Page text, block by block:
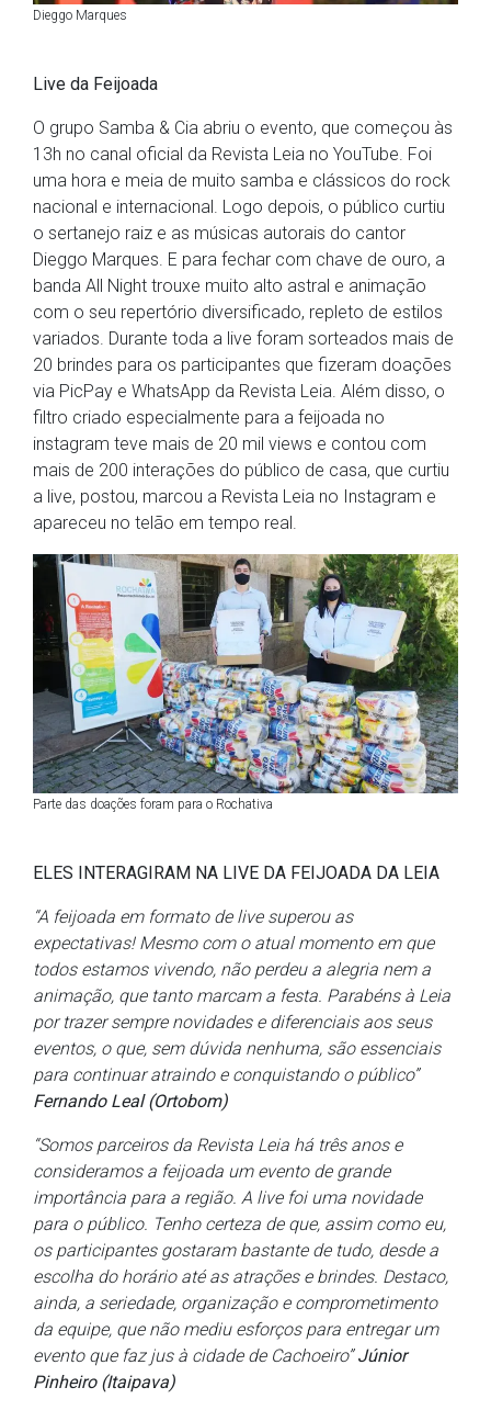
Dieggo Marques
Live da Feijoada
O grupo Samba & Cia abriu o evento, que começou às
13h no canal oficial da Revista Leia no YouTube. Foi
uma hora e meia de muito samba e clássicos do rock
nacional e internacional. Logo depois, o público curtiu
o sertanejo raiz e as músicas autorais do cantor
Dieggo Marques. E para fechar com chave de ouro, a
banda All Night trouxe muito alto astral e animação
com o seu repertório diversificado, repleto de estilos
variados. Durante toda a live foram sorteados mais de
20 brindes para os participantes que fizeram doações
via PicPay e WhatsApp da Revista Leia. Além disso, o
filtro criado especialmente para a feijoada no
instagram teve mais de 20 mil views e contou com
mais de 200 interações do público de casa, que curtiu
a live, postou, marcou a Revista Leia no Instagram e
apareceu no telão em tempo real.
Parte das doações foram para o Rochativa
ELES INTERAGIRAM NA LIVE DA FEIJOADA DA LEIA
“A feijoada em formato de live superou as
expectativas! Mesmo com o atual momento em que
todos estamos vivendo, não perdeu a alegria nem a
animação, que tanto marcam a festa. Parabéns à Leia
por trazer sempre novidades e diferenciais aos seus
eventos, o que, sem dúvida nenhuma, são essenciais
para continuar atraindo e conquistando o público”
Fernando Leal (Ortobom)
“Somos parceiros da Revista Leia há três anos e
consideramos a feijoada um evento de grande
importância para a região. A live foi uma novidade
para o público. Tenho certeza de que, assim como eu,
os participantes gostaram bastante de tudo, desde a
escolha do horário até as atrações e brindes. Destaco,
ainda, a seriedade, organização e comprometimento
da equipe, que não mediu esforços para entregar um
evento que faz jus à cidade de Cachoeiro”Júnior
Pinheiro (Itaipava)